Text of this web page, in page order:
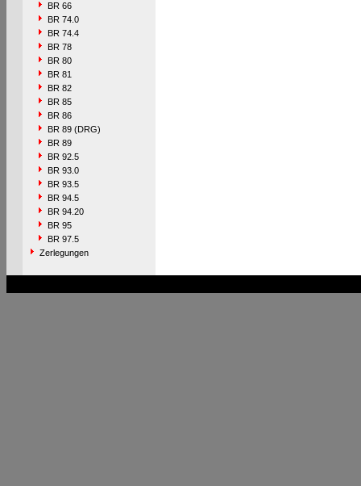
BR 66
BR 74.0
BR 74.4
BR 78
BR 80
BR 81
BR 82
BR 85
BR 86
BR 89 (DRG)
BR 89
BR 92.5
BR 93.0
BR 93.5
BR 94.5
BR 94.20
BR 95
BR 97.5
Zerlegungen